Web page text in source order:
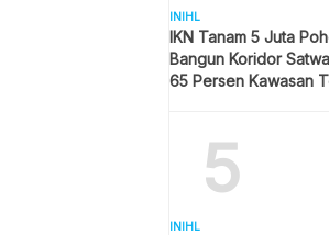
INIHL
IKN Tanam 5 Juta
Bangun Koridor
65 Persen Kawasan
5
INIHL